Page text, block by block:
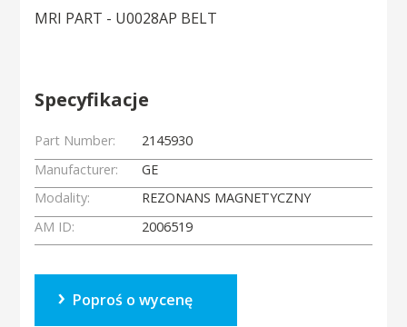
MRI PART - U0028AP BELT
Specyfikacje
Part Number:
2145930
Manufacturer:
GE
Modality:
REZONANS MAGNETYCZNY
AM ID:
2006519
Poproś o wycenę